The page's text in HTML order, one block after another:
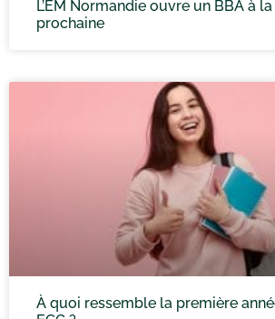
L’EM Normandie ouvre un BBA à
prochaine
À quoi ressemble la première